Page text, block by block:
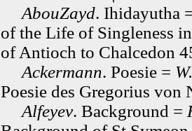
AbouZayd. Ihidayutha
of the Life of Singleness
of Antioch to Chalcedon
Ackermann. Poesie =
Poesie des Gregorius von
Alfeyev. Background =